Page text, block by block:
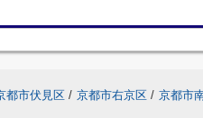
都市伏見区 / 京都市右京区 / 京都市